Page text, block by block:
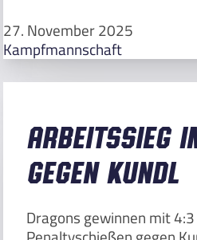
27. November 2025
Kampfmannschaft
Arbeitssieg
gegen Kundl
Dragons gewinnen mit